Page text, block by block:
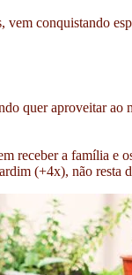
conquistando
quer aproveitar
receber a família e
(+4x), não resta